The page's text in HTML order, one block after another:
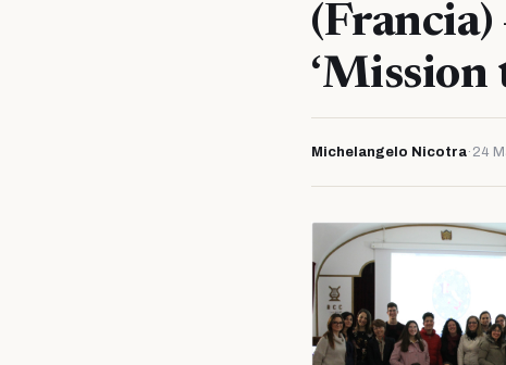
(Francia)
‘Mission
Michelangelo Nicotra· 24